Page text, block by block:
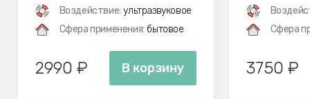
Воздействие: ультразвуковое
Сфера применения: бытовое
2990 ₽ В корзину
Сфера
3750 ₽